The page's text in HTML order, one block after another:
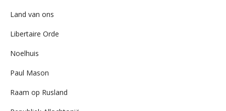
Land van ons
Libertaire Orde
Noelhuis
Paul Mason
Raam op Rusland